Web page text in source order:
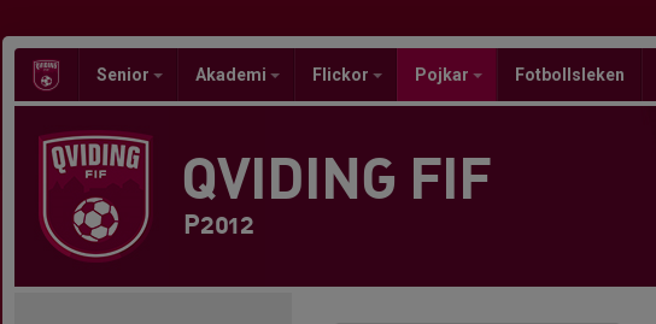
Senior Akademi Flickor Pojkar Fotbollsleken
QVIDING FIF
P2012